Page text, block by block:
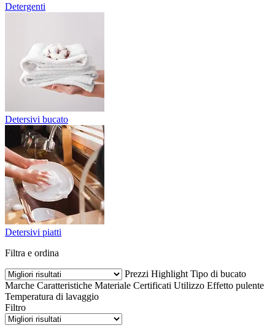
Detergenti
Detersivi bucato
Detersivi piatti
Filtra e ordina
Prezzi Highlight Tipo di bucato
Marche Caratteristiche Materiale Certificati Utilizzo Effetto pulente
Temperatura di lavaggio
Filtro